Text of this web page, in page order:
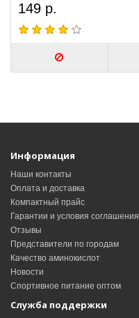
149 р.
Информация
Наши контакты
Оплата и доставка
Компактный прайс
Гарантии и условия соглашения
Отзывы
Представители по городам
Качество аминокислот
Новости
Спортивное питание оптом
Служба поддержки